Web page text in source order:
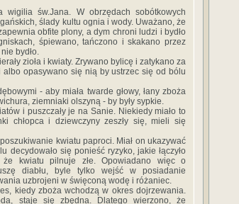
św.Jana. W obrzędach sobótkowych
ślady kultu ognia i wody. Uważano, że
obfite plony, a dym chroni ludzi i bydło
śpiewano, tańczono i skakano przez
bydło.
zioła i kwiaty. Zrywano bylicę i zatykano za
albo opasywano się nią by ustrzec się od bólu
- aby miała twarde głowy, łany zboża
ziemniaki olszyną - by były sypkie.
i puszczały je na Sanie. Niekiedy miało to
chłopca i dziewczyny zeszły się, mieli się
kwiatu paproci. Miał on ukazywać
decydowało się ponieść ryzyko, jakie łączyło
kwiatu pilnuje złe. Opowiadano więc o
diabłu, byle tylko wejść w posiadanie
uzbrojeni w święconą wodę i różaniec.
zboża wchodzą w okres dojrzewania.
staje się zbędna. Dlatego wierzono, że